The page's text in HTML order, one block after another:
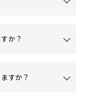
か？
すか？